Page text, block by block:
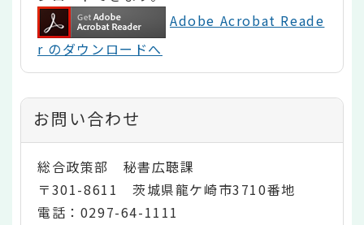
Adobe Acrobat Reade
r のダウンロードへ
お問い合わせ
総合政策部 秘書広聴課
〒301-8611 茨城県龍ケ崎市3710番地
電話：0297-64-1111